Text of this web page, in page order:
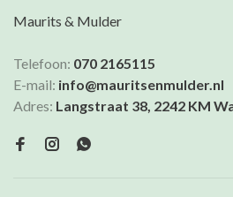
Maurits & Mulder
Telefoon: 070 2165115
E-mail: info@mauritsenmulder.nl
Adres: Langstraat 38, 2242 KM